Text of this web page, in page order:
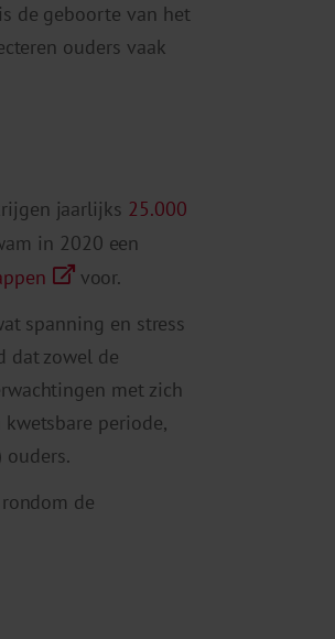
de geboorte van het
ouders vaak
jaarlijks 25.000
in 2020 een
voor.
spanning en stress
dat zowel de
met zich
periode,
ouders.
rondom de